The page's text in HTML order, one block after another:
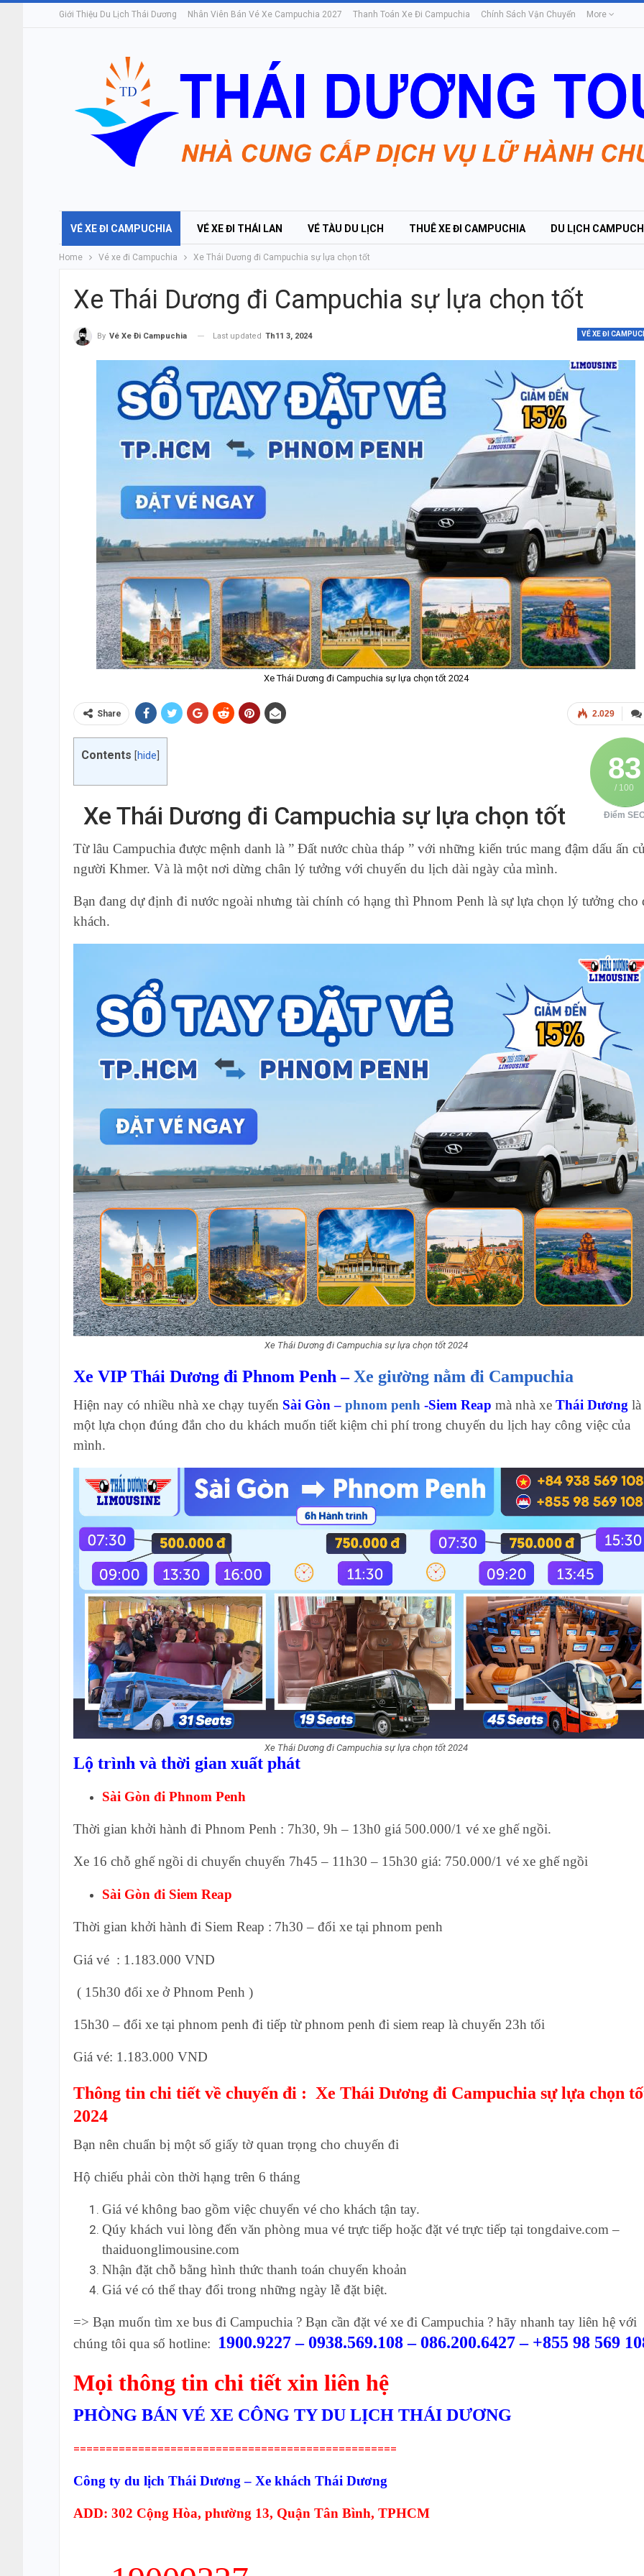
Giới Thiệu Du Lịch Thái Dương Nhân Viên Bán Vé Xe Campuchia 2027 Thanh Toán Xe Đi Campuchia Chính Sách Vận Chuyển More
VÉ XE ĐI CAMPUCHIA VÉ XE ĐI THÁI LAN VÉ TÀU DU LỊCH THUÊ XE ĐI CAMPUCHIA DU LỊCH
Home Vé xe đi Campuchia Xe Thái Dương đi Campuchia sự lựa chọn tốt
Xe Thái Dương đi Campuchia sự lựa chọn tốt
VÉ XE ĐI
By Vé Xe Đi Campuchia Last updated Th11 3, 2024
Xe Thái Dương đi Campuchia sự lựa chọn tốt 2024
2.029
Share
83
/ 100
Điểm
Contents hide
Xe Thái Dương đi Campuchia sự lựa chọn tốt
Từ lâu Campuchia được mệnh danh là ” Đất nước chùa tháp ” với những kiến trúc mang đậm dấu ấn
người Khmer. Và là một nơi dừng chân lý tưởng với chuyến du lịch dài ngày của mình.
Bạn đang dự định đi nước ngoài nhưng tài chính có hạng thì Phnom Penh là sự lựa chọn lý tưởng cho
khách.
Xe Thái Dương đi Campuchia sự lựa chọn tốt 2024
Xe VIP Thái Dương đi Phnom Penh – Xe giường nằm đi Campuchia
Hiện nay có nhiều nhà xe chạy tuyến Sài Gòn – phnom penh -Siem Reap mà nhà xe Thái Dương là
một lựa chọn đúng đắn cho du khách muốn tiết kiệm chi phí trong chuyến du lịch hay công việc của
mình.
Xe Thái Dương đi Campuchia sự lựa chọn tốt 2024
Lộ trình và thời gian xuất phát
Sài Gòn đi Phnom Penh
Thời gian khởi hành đi Phnom Penh : 7h30, 9h – 13h0 giá 500.000/1 vé xe ghế ngồi.
Xe 16 chỗ ghế ngồi di chuyển chuyến 7h45 – 11h30 – 15h30 giá: 750.000/1 vé xe ghế ngồi
Sài Gòn đi Siem Reap
Thời gian khởi hành đi Siem Reap : 7h30 – đổi xe tại phnom penh
Giá vé : 1.183.000 VND
( 15h30 đổi xe ở Phnom Penh )
15h30 – đổi xe tại phnom penh đi tiếp từ phnom penh đi siem reap là chuyến 23h tối
Giá vé: 1.183.000 VND
Thông tin chi tiết về chuyến đi : Xe Thái Dương đi Campuchia sự lựa chọn
2024
Bạn nên chuẩn bị một số giấy tờ quan trọng cho chuyến đi
Hộ chiếu phải còn thời hạng trên 6 tháng
Giá vé không bao gồm việc chuyển vé cho khách tận tay.
Qúy khách vui lòng đến văn phòng mua vé trực tiếp hoặc đặt vé trực tiếp tại tongdaive.com –
thaiduonglimousine.com
Nhận đặt chỗ bằng hình thức thanh toán chuyển khoản
Giá vé có thể thay đổi trong những ngày lễ đặt biệt.
=> Bạn muốn tìm xe bus đi Campuchia ? Bạn cần đặt vé xe đi Campuchia ? hãy nhanh tay liên hệ với
chúng tôi qua số hotline: 1900.9227 – 0938.569.108 – 086.200.6427 – +855 98 569
Mọi thông tin chi tiết xin liên hệ
PHÒNG BÁN VÉ XE CÔNG TY DU LỊCH THÁI DƯƠNG
==================================================
Công ty du lịch Thái Dương – Xe khách Thái Dương
ADD: 302 Cộng Hòa, phường 13, Quận Tân Bình, TPHCM